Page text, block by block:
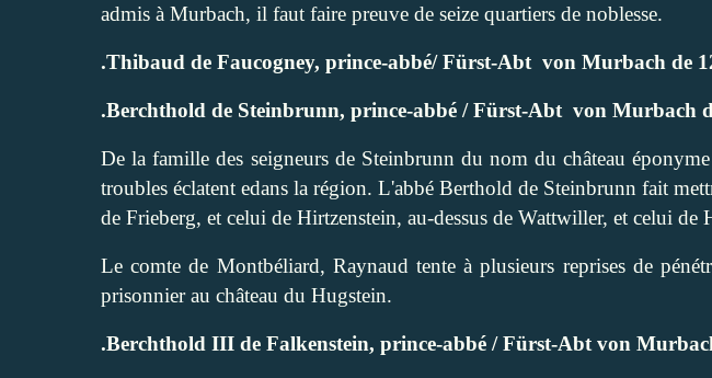
admis à Murbach, il faut faire preuve de seize quartiers de noblesse.
.Thibaud de Faucogney, prince-abbé/ Fürst-Abt von Murbach de
.Berchthold de Steinbrunn, prince-abbé / Fürst-Abt von Murbach
De la famille des seigneurs de Steinbrunn du nom du château
troubles éclatent edans la région. L'abbé Berthold de Steinbrunn fait
de Frieberg, et celui de Hirtzenstein, au-dessus de Wattwiller, et celui
Le comte de Montbéliard, Raynaud tente à plusieurs reprises de
prisonnier au château du Hugstein.
.Berchthold III de Falkenstein, prince-abbé / Fürst-Abt von